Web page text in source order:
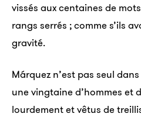
vissés aux centaines de
rangs serrés ; comme s’ils
gravité.
Márquez n’est pas seul
une vingtaine d’hommes et
lourdement et vêtus de